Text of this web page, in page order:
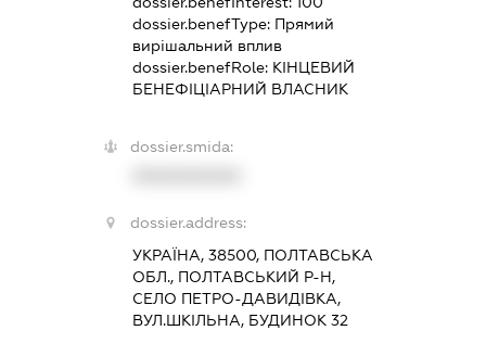
dossier.benefType: Прямий
вирішальний вплив
dossier.benefRole: КІНЦЕВИЙ
БЕНЕФІЦІАРНИЙ ВЛАСНИК
dossier.smida:
dossier.address:
УКРАЇНА, 38500, ПОЛТАВСЬКА
ОБЛ., ПОЛТАВСЬКИЙ Р-Н,
СЕЛО ПЕТРО-ДАВИДІВКА,
ВУЛ.ШКІЛЬНА, БУДИНОК 32